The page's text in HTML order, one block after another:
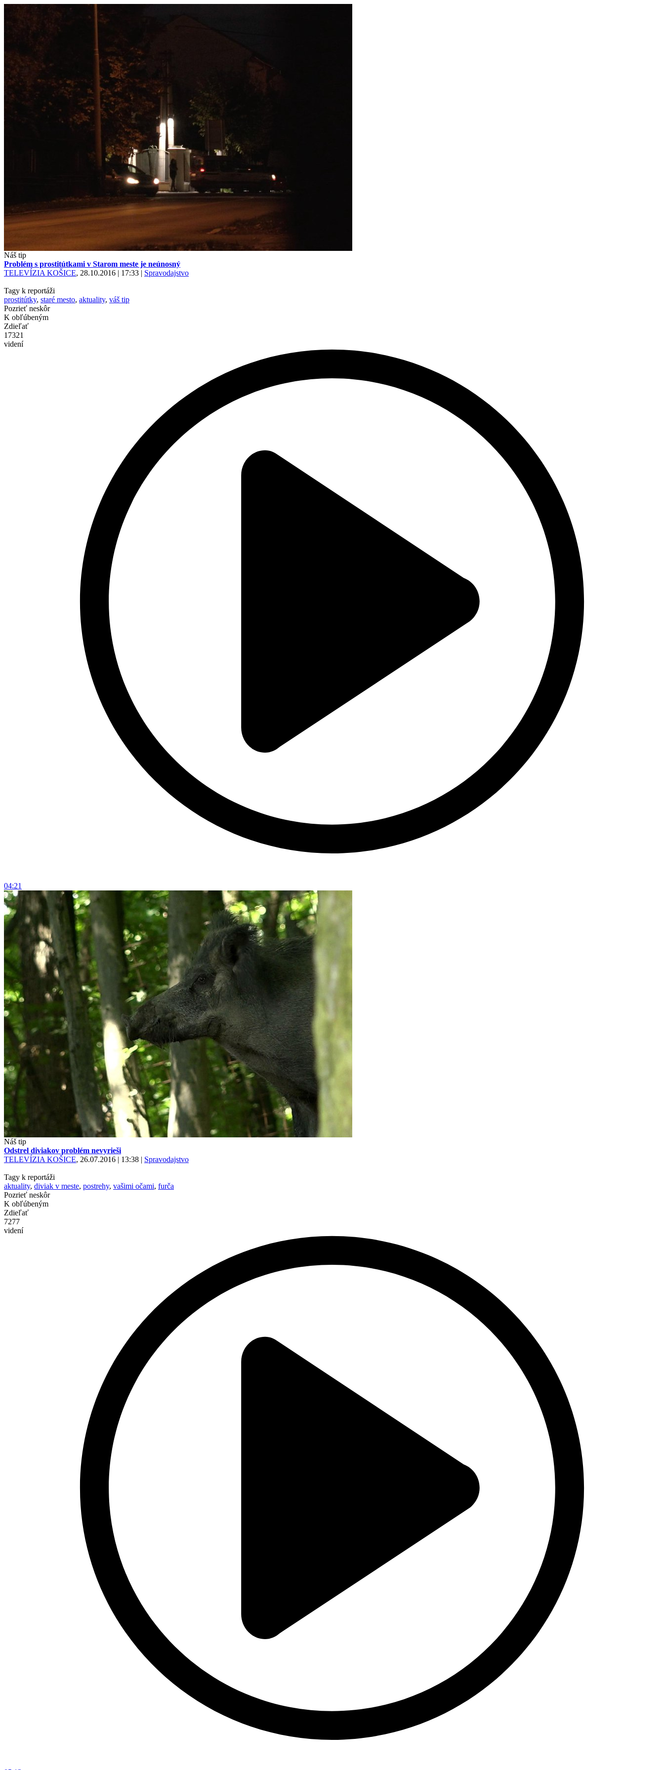
Náš tip
Problém s prostitútkami v Starom meste je neúnosný
TELEVÍZIA KOŠICE, 28.10.2016 | 17:33 | Spravodajstvo
Tagy k reportáži
prostitútky, staré mesto, aktuality, váš tip
Pozrieť neskôr
K obľúbeným
Zdieľať
17321
videní
04:21
Náš tip
Odstrel diviakov problém nevyrieši
TELEVÍZIA KOŠICE, 26.07.2016 | 13:38 | Spravodajstvo
Tagy k reportáži
aktuality, diviak v meste, postrehy, vašimi očami, furča
Pozrieť neskôr
K obľúbeným
Zdieľať
7277
videní